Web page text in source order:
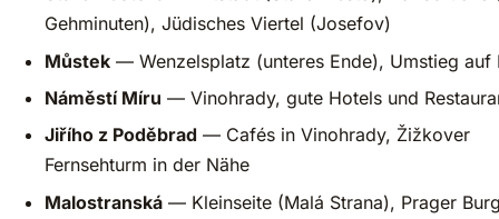
Gehminuten), Jüdisches Viertel (Josefov)
Můstek — Wenzelsplatz (unteres Ende), Umstieg auf
Náměstí Míru — Vinohrady, gute Hotels und
Jiřího z Poděbrad — Cafés in Vinohrady, Žižkover
Fernsehturm in der Nähe
Malostranská — Kleinseite (Malá Strana), Prager